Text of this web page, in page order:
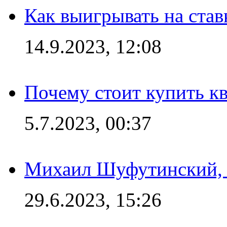
Как выигрывать на
14.9.2023, 12:08
Почему стоит купить
5.7.2023, 00:37
Михаил Шуфутинский,
29.6.2023, 15:26